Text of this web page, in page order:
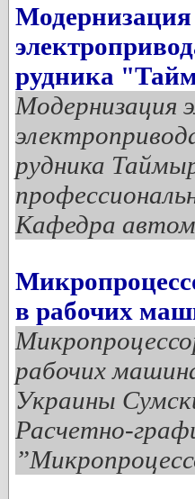
Модернизация
рудника
Модернизация
рудника
Кафедра
в рабочих
рабочих
Украины
Расчетно-